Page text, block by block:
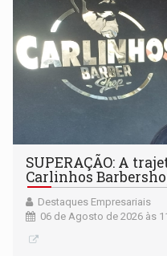
SUPERAÇÃO: A
Carlinhos
Destaques Empresariais
06 de Agosto de 2026 às